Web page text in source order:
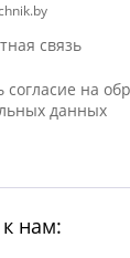
связь
согласие на
данных
нам: